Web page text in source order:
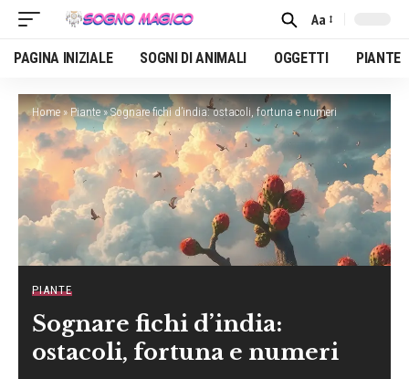
Font
Resizer
Aa
PAGINA INIZIALE SOGNI DI ANIMALI OGGETTI PIANTE
Home»Piante»Sognare fichi d’india: ostacoli, fortuna e numeri
PIANTE
Sognare fichi d’india:
ostacoli, fortuna e numeri